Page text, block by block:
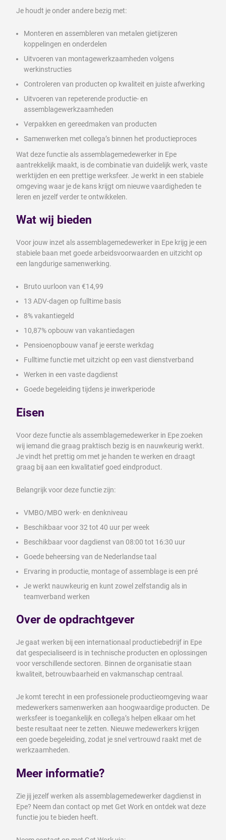
Je houdt je onder andere bezig met:
Monteren en assembleren van metalen gietijzeren
koppelingen en onderdelen
Uitvoeren van montagewerkzaamheden volgens
werkinstructies
Controleren van producten op kwaliteit en juiste afwerking
Uitvoeren van repeterende productie- en
assemblagewerkzaamheden
Verpakken en gereedmaken van producten
Samenwerken met collega’s binnen het productieproces
Wat deze functie als assemblagemedewerker in Epe
aantrekkelijk maakt, is de combinatie van duidelijk werk, vaste
werktijden en een prettige werksfeer. Je werkt in een stabiele
omgeving waar je de kans krijgt om nieuwe vaardigheden te
leren en jezelf verder te ontwikkelen.
Wat wij bieden
Voor jouw inzet als assemblagemedewerker in Epe krijg je een
stabiele baan met goede arbeidsvoorwaarden en uitzicht op
een langdurige samenwerking.
Bruto uurloon van €14,99
13 ADV-dagen op fulltime basis
8% vakantiegeld
10,87% opbouw van vakantiedagen
Pensioenopbouw vanaf je eerste werkdag
Fulltime functie met uitzicht op een vast dienstverband
Werken in een vaste dagdienst
Goede begeleiding tijdens je inwerkperiode
Eisen
Voor deze functie als assemblagemedewerker in Epe zoeken
wij iemand die graag praktisch bezig is en nauwkeurig werkt.
Je vindt het prettig om met je handen te werken en draagt
graag bij aan een kwalitatief goed eindproduct.
Belangrijk voor deze functie zijn:
VMBO/MBO werk- en denkniveau
Beschikbaar voor 32 tot 40 uur per week
Beschikbaar voor dagdienst van 08:00 tot 16:30 uur
Goede beheersing van de Nederlandse taal
Ervaring in productie, montage of assemblage is een pré
Je werkt nauwkeurig en kunt zowel zelfstandig als in
teamverband werken
Over de opdrachtgever
Je gaat werken bij een internationaal productiebedrijf in Epe
dat gespecialiseerd is in technische producten en oplossingen
voor verschillende sectoren. Binnen de organisatie staan
kwaliteit, betrouwbaarheid en vakmanschap centraal.
Je komt terecht in een professionele productieomgeving waar
medewerkers samenwerken aan hoogwaardige producten. De
werksfeer is toegankelijk en collega’s helpen elkaar om het
beste resultaat neer te zetten. Nieuwe medewerkers krijgen
een goede begeleiding, zodat je snel vertrouwd raakt met de
werkzaamheden.
Meer informatie?
Zie jij jezelf werken als assemblagemedewerker dagdienst in
Epe? Neem dan contact op met Get Work en ontdek wat deze
functie jou te bieden heeft.